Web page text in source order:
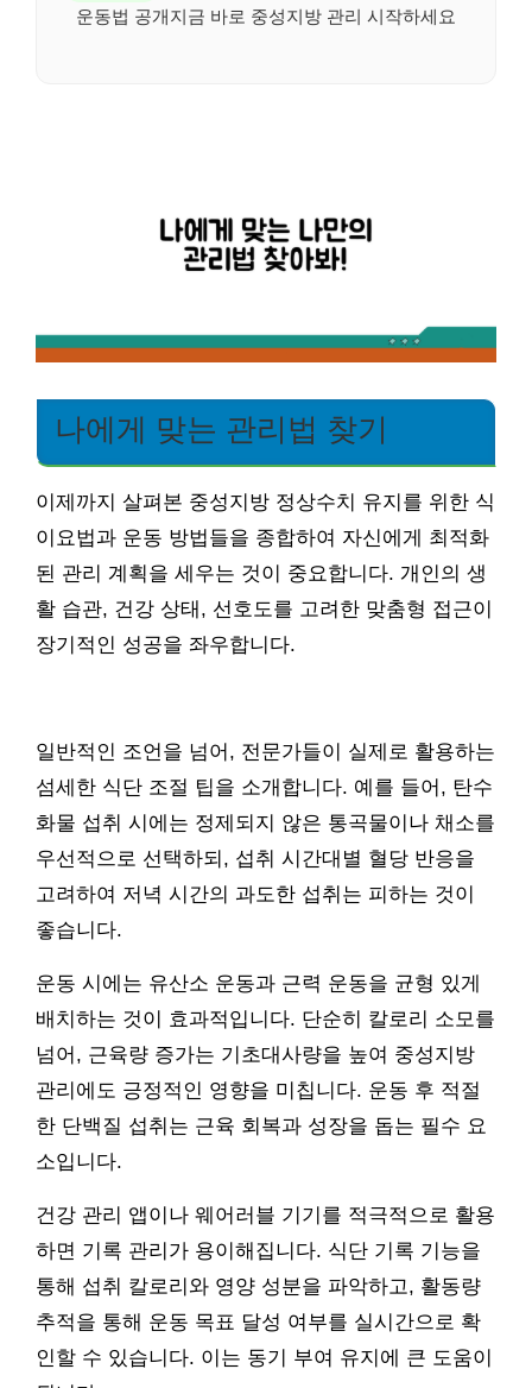
운동법 공개지금 바로 중성지방 관리 시작하세요
나에게 맞는 관리법 찾기
이제까지 살펴본 중성지방 정상수치 유지를 위한 식
이요법과 운동 방법들을 종합하여 자신에게 최적화
된 관리 계획을 세우는 것이 중요합니다. 개인의 생
활 습관, 건강 상태, 선호도를 고려한 맞춤형 접근이
장기적인 성공을 좌우합니다.
일반적인 조언을 넘어, 전문가들이 실제로 활용하는
섬세한 식단 조절 팁을 소개합니다. 예를 들어, 탄수
화물 섭취 시에는 정제되지 않은 통곡물이나 채소를
우선적으로 선택하되, 섭취 시간대별 혈당 반응을
고려하여 저녁 시간의 과도한 섭취는 피하는 것이
좋습니다.
운동 시에는 유산소 운동과 근력 운동을 균형 있게
배치하는 것이 효과적입니다. 단순히 칼로리 소모를
넘어, 근육량 증가는 기초대사량을 높여 중성지방
관리에도 긍정적인 영향을 미칩니다. 운동 후 적절
한 단백질 섭취는 근육 회복과 성장을 돕는 필수 요
소입니다.
건강 관리 앱이나 웨어러블 기기를 적극적으로 활용
하면 기록 관리가 용이해집니다. 식단 기록 기능을
통해 섭취 칼로리와 영양 성분을 파악하고, 활동량
추적을 통해 운동 목표 달성 여부를 실시간으로 확
인할 수 있습니다. 이는 동기 부여 유지에 큰 도움이